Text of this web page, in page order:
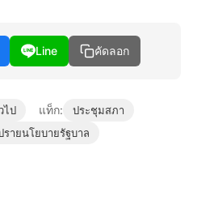
Line คัดลอก
ไป แท็ก:
ประชุมสภา
รายนโยบายรัฐบาล